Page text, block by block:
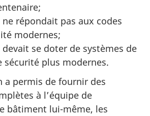
répondait pas aux codes
modernes;
se doter de systèmes de
sécurité plus modernes.
a permis de fournir des
à l’équipe de
bâtiment lui-même, les